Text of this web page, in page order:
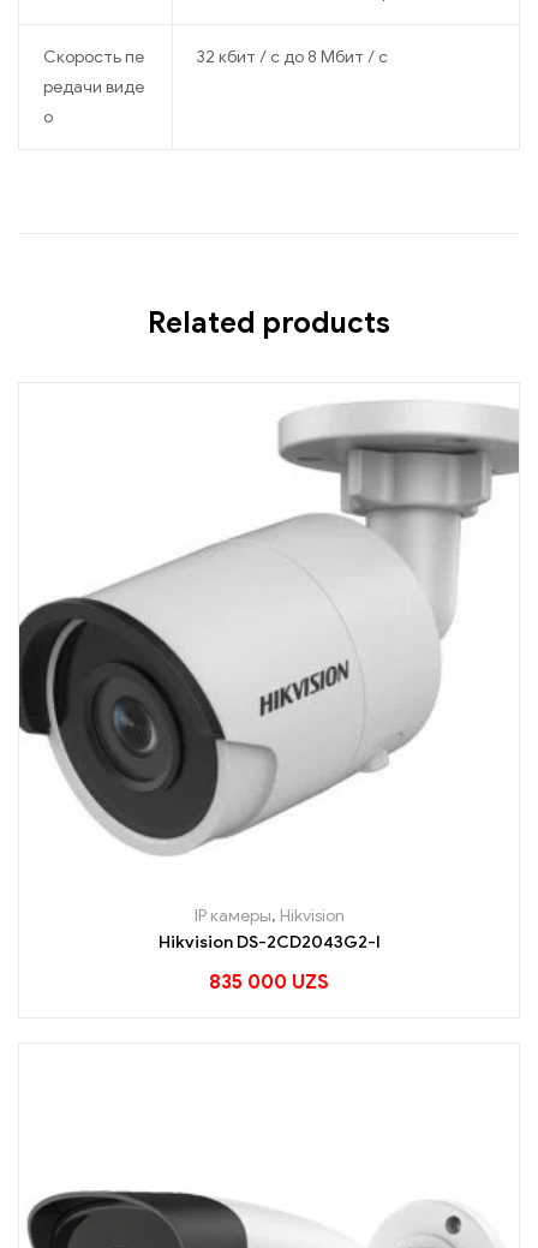
Скорость пе
редачи виде
о
32 кбит / с до 8 Мбит / с
Related products
IP камеры, Hikvision
Hikvision DS-2CD2043G2-I
835 000 UZS